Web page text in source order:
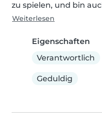
zu spielen, und bin
Weiterlesen
Eigenschaften
Verantwortlich
Geduldig